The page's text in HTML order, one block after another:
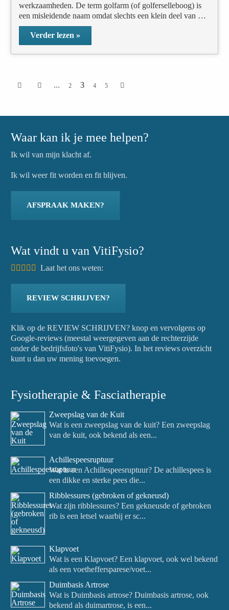
werkzaamheden. De term golfarm (of golferselleboog) is
een misleidende naam omdat slechts een klein deel van …
Verder lezen »
... 2 3 4 5
Waar kan ik je mee helpen?
Ik wil van mijn klacht af.
Ik wil weer fit worden en fit blijven.
AFSPRAAK MAKEN?
Wat vindt u van VitiFysio?
Laat het ons weten:
REVIEW SCHRIJVEN?
Klik op de REVIEW SCHRIJVEN? knop en vervolgens op
Google-reviews (meestal weergegeven aan de rechterzijde
onder de bedrijfsfoto's van VitiFysio). In het reviews overzicht
kunt u dan uw mening toevoegen.
Fysiotherapie & Fasciatherapie
Zweepslag van de Kuit
Wat is een zweepslag van de kuit? Een zweepslag
van de kuit, ook bekend als een...
Achillespeesruptuur
Wat is een Achillespeesruptuur? De achillespees is
een dikke en sterke pees die...
Ribblessures (gebroken of gekneusd)
Wat zijn ribblessures? Een gekneusde of gebroken
rib is een letsel waarbij er sc...
Klapvoet
Wat is een Klapvoet? Een klapvoet, ook wel bekend
als een voetheffersparese/voet...
Duimbasis Artrose
Wat is Duimbasis artrose? Duimbasis artrose, ook
bekend als duimartrose, is een...